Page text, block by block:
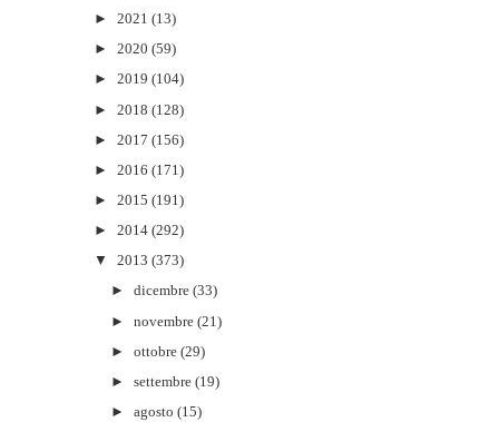
► 2021 (13)
► 2020 (59)
► 2019 (104)
► 2018 (128)
► 2017 (156)
► 2016 (171)
► 2015 (191)
► 2014 (292)
▼
2013 (373)
►dicembre (33)
►novembre (21)
►ottobre (29)
►settembre (19)
►agosto (15)